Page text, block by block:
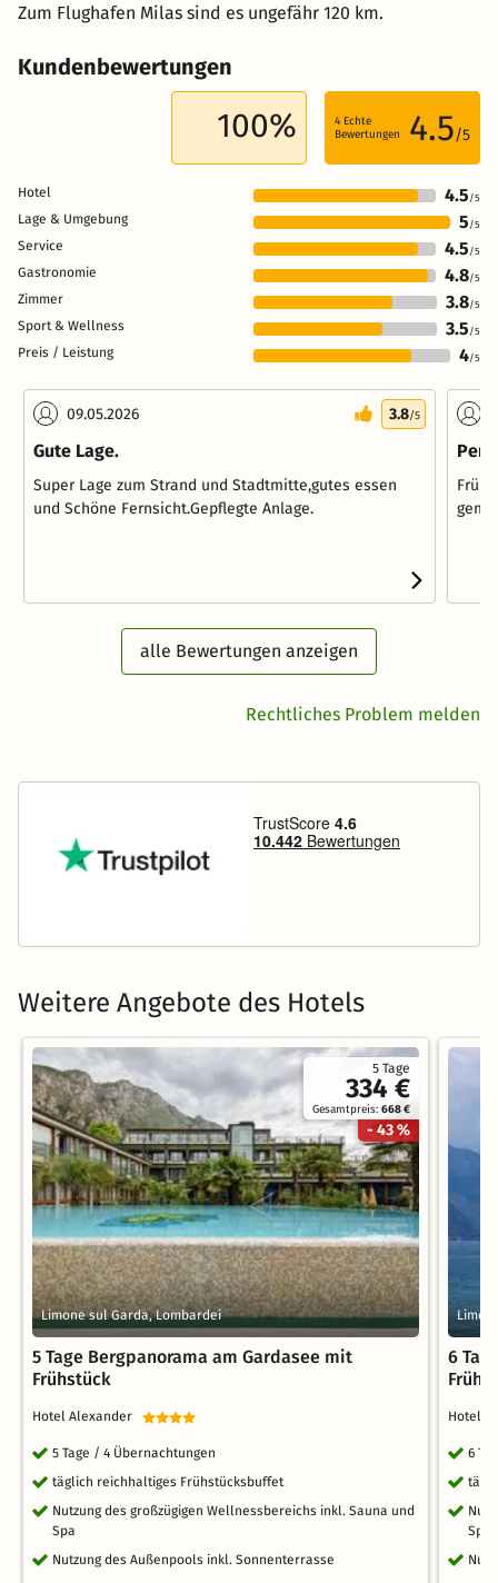
Zum Flughafen Milas sind es ungefähr 120 km.
Kundenbewertungen
100% 4 Echte
Bewertungen
4.5/5
Hotel 4.5 /5
Lage & Umgebung 5 /5
Service 4.5 /5
Gastronomie 4.8/5
Zimmer 3.8/5
Sport & Wellness 3.5 /5
Preis / Leistung 4/5
09.05.2026 3.8/5
Gute Lage.
Super Lage zum Strand und Stadtmitte,gutes essen
und Schöne Fernsicht.Gepflegte Anlage.
alle Bewertungen anzeigen
Rechtliches Problem melden
Weitere Angebote des Hotels
5 Tage
334 €
Gesamtpreis:668 €
- 43 %
Limone sul Garda, Lombardei
5 Tage Bergpanorama am Gardasee mit
Frühstück
Hotel Alexander
5 Tage / 4 Übernachtungen
täglich reichhaltiges Frühstücksbuffet
Nutzung des großzügigen Wellnessbereichs inkl. Sauna und
Spa
Nutzung des Außenpools inkl. Sonnenterrasse
6
Hotel
6
Spa